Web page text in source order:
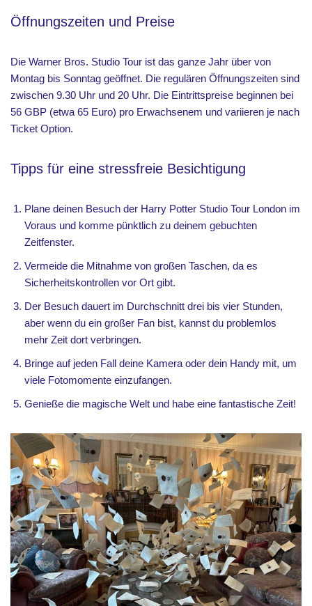
Öffnungszeiten und Preise
Die Warner Bros. Studio Tour ist das ganze Jahr über von
Montag bis Sonntag geöffnet. Die regulären Öffnungszeiten sind
zwischen 9.30 Uhr und 20 Uhr. Die Eintrittspreise beginnen bei
56 GBP (etwa 65 Euro) pro Erwachsenem und variieren je nach
Ticket Option.
Tipps für eine stressfreie Besichtigung
Plane deinen Besuch der Harry Potter Studio Tour London im
Voraus und komme pünktlich zu deinem gebuchten
Zeitfenster.
Vermeide die Mitnahme von großen Taschen, da es
Sicherheitskontrollen vor Ort gibt.
Der Besuch dauert im Durchschnitt drei bis vier Stunden,
aber wenn du ein großer Fan bist, kannst du problemlos
mehr Zeit dort verbringen.
Bringe auf jeden Fall deine Kamera oder dein Handy mit, um
viele Fotomomente einzufangen.
Genieße die magische Welt und habe eine fantastische Zeit!